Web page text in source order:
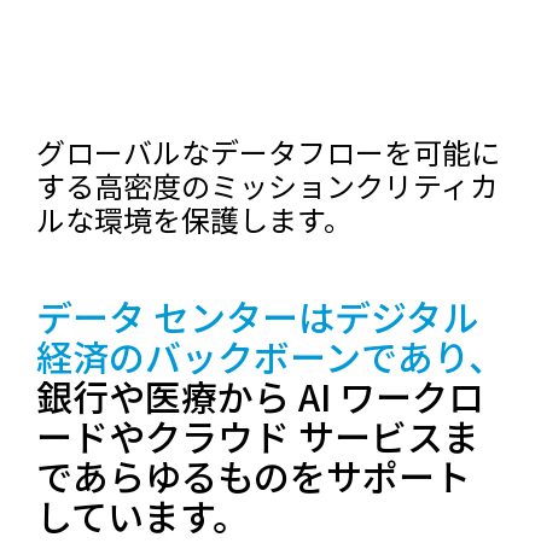
グローバルなデータフローを可能に
する高密度のミッションクリティカ
ルな環境を保護します。
データ センターはデジタル
経済のバックボーンであり、
銀行や医療から AI ワークロ
ードやクラウド サービスま
であらゆるものをサポート
しています。